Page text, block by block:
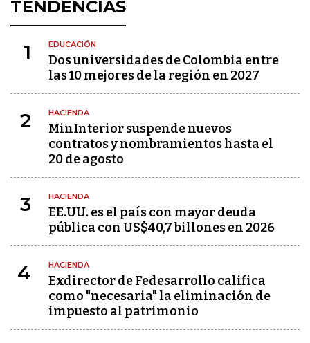
TENDENCIAS
1 EDUCACIÓN
Dos universidades de Colombia entre
las 10 mejores de la región en 2027
2 HACIENDA
MinInterior suspende nuevos
contratos y nombramientos hasta el
20 de agosto
3 HACIENDA
EE.UU. es el país con mayor deuda
pública con US$40,7 billones en 2026
4 HACIENDA
Exdirector de Fedesarrollo califica
como "necesaria" la eliminación de
impuesto al patrimonio